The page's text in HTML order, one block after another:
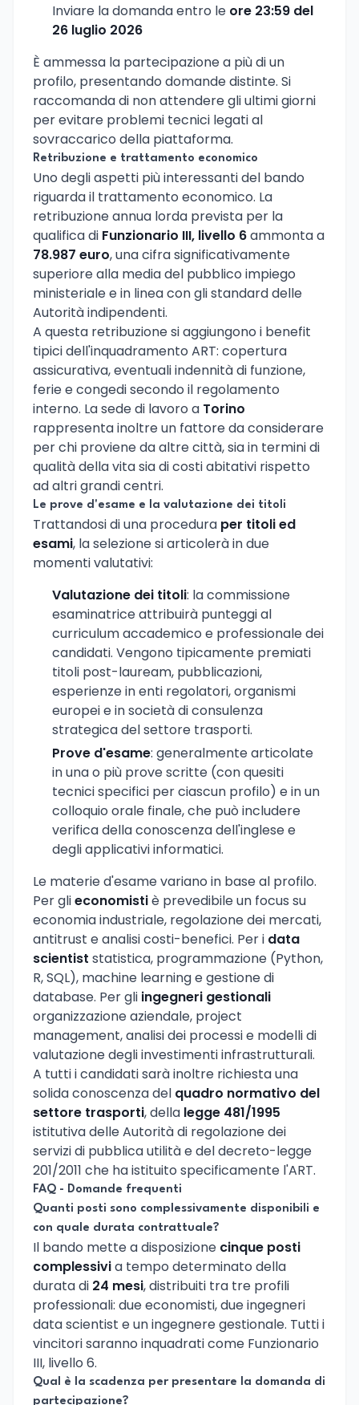
Inviare la domanda entro le ore 23:59 del
26 luglio 2026
È ammessa la partecipazione a più di un
profilo, presentando domande distinte. Si
raccomanda di non attendere gli ultimi giorni
per evitare problemi tecnici legati al
sovraccarico della piattaforma.
Retribuzione e trattamento economico
Uno degli aspetti più interessanti del bando
riguarda il trattamento economico. La
retribuzione annua lorda prevista per la
qualifica di Funzionario III, livello 6ammonta a
78.987 euro, una cifra significativamente
superiore alla media del pubblico impiego
ministeriale e in linea con gli standard delle
Autorità indipendenti.
A questa retribuzione si aggiungono i benefit
tipici dell'inquadramento ART: copertura
assicurativa, eventuali indennità di funzione,
ferie e congedi secondo il regolamento
interno. La sede di lavoro a Torino
rappresenta inoltre un fattore da considerare
per chi proviene da altre città, sia in termini di
qualità della vita sia di costi abitativi rispetto
ad altri grandi centri.
Le prove d'esame e la valutazione dei titoli
Trattandosi di una procedura per titoli ed
esami, la selezione si articolerà in due
momenti valutativi:
Valutazione dei titoli: la commissione
esaminatrice attribuirà punteggi al
curriculum accademico e professionale dei
candidati. Vengono tipicamente premiati
titoli post-lauream, pubblicazioni,
esperienze in enti regolatori, organismi
europei e in società di consulenza
strategica del settore trasporti.
Prove d'esame: generalmente articolate
in una o più prove scritte (con quesiti
tecnici specifici per ciascun profilo) e in un
colloquio orale finale, che può includere
verifica della conoscenza dell'inglese e
degli applicativi informatici.
Le materie d'esame variano in base al profilo.
Per glieconomistiè prevedibile un focus su
economia industriale, regolazione dei mercati,
antitrust e analisi costi-benefici. Per i data
scientist statistica, programmazione (Python,
R, SQL), machine learning e gestione di
database. Per gli ingegneri gestionali
organizzazione aziendale, project
management, analisi dei processi e modelli di
valutazione degli investimenti infrastrutturali.
A tutti i candidati sarà inoltre richiesta una
solida conoscenza del quadro normativo del
settore trasporti, della legge 481/1995
istitutiva delle Autorità di regolazione dei
servizi di pubblica utilità e del decreto-legge
201/2011 che ha istituito specificamente l'ART.
FAQ - Domande frequenti
Quanti posti sono complessivamente disponibili e
con quale durata contrattuale?
Il bando mette a disposizione cinque posti
complessivia tempo determinato della
durata di 24 mesi, distribuiti tra tre profili
professionali: due economisti, due ingegneri
data scientist e un ingegnere gestionale. Tutti i
vincitori saranno inquadrati come Funzionario
III, livello 6.
Qual è la scadenza per presentare la domanda di
partecipazione?